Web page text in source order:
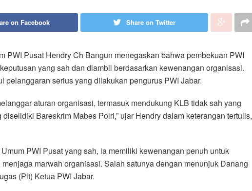
on Facebook Share on Twitter
PWI Pusat Hendry Ch Bangun menegaskan bahwa pembekuan PWI
yang sah dan diambil berdasarkan kewenangan organisasi.
pelanggaran serius yang dilakukan pengurus PWI Jabar.
aturan organisasi, termasuk mendukung KLB tidak sah yang
Bareskrim Mabes Polri,” ujar Hendry dalam keterangan tertulis,
PWI Pusat yang sah, ia memiliki kewenangan penuh untuk
marwah organisasi. Salah satunya dengan menunjuk Danang
(Plt) Ketua PWI Jabar.